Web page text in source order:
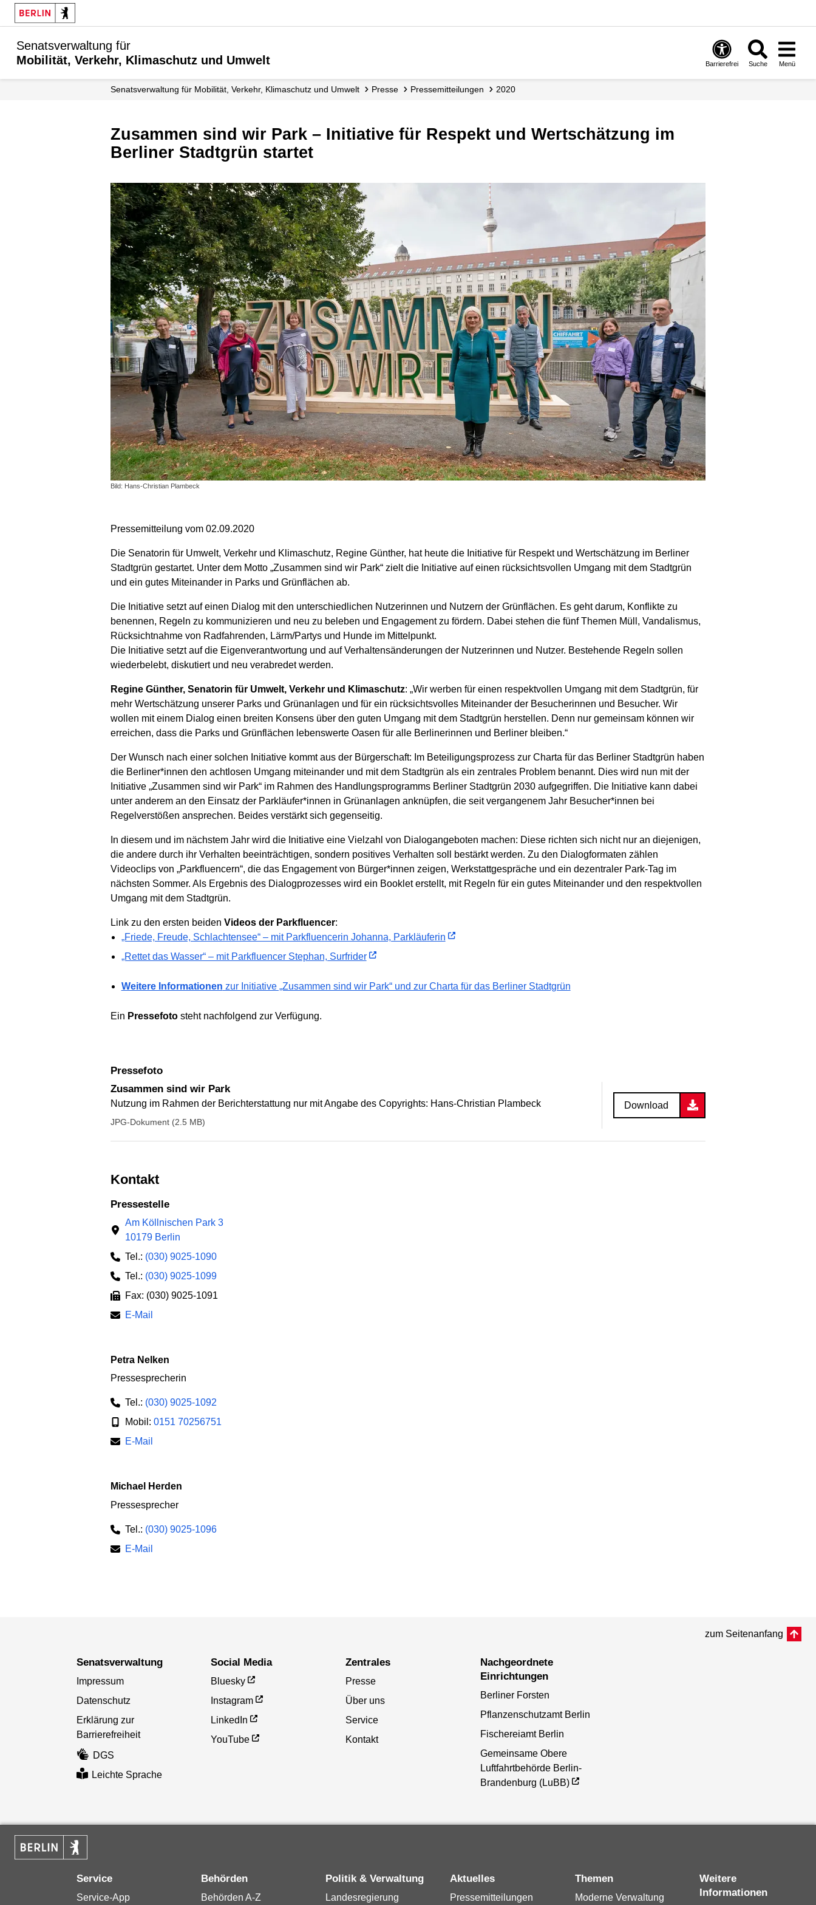
Senatsverwaltung für
Mobilität, Verkehr, Klimaschutz und Umwelt
Barrierefrei Suche Menü
Senatsverwaltung für Mobilität, Verkehr, Klimaschutz und Umwelt Presse Presse­mitteilungen 2020
Zusammen sind wir Park – Initiative für Respekt und Wertschätzung im
Berliner Stadtgrün startet
Bild: Hans-Christian Plambeck
Pressemitteilung vom 02.09.2020
Die Senatorin für Umwelt, Verkehr und Klimaschutz, Regine Günther, hat heute die Initiative für Respekt und Wertschätzung im Berliner
Stadtgrün gestartet. Unter dem Motto „Zusammen sind wir Park“ zielt die Initiative auf einen rücksichtsvollen Umgang mit dem Stadtgrün
und ein gutes Miteinander in Parks und Grünflächen ab.
Die Initiative setzt auf einen Dialog mit den unterschiedlichen Nutzerinnen und Nutzern der Grünflächen. Es geht darum, Konflikte zu
benennen, Regeln zu kommunizieren und neu zu beleben und Engagement zu fördern. Dabei stehen die fünf Themen Müll, Vandalismus,
Rücksichtnahme von Radfahrenden, Lärm/Partys und Hunde im Mittelpunkt.
Die Initiative setzt auf die Eigenverantwortung und auf Verhaltensänderungen der Nutzerinnen und Nutzer. Bestehende Regeln sollen
wiederbelebt, diskutiert und neu verabredet werden.
Regine Günther, Senatorin für Umwelt, Verkehr und Klimaschutz: „Wir werben für einen respektvollen Umgang mit dem Stadtgrün, für
mehr Wertschätzung unserer Parks und Grünanlagen und für ein rücksichtsvolles Miteinander der Besucherinnen und Besucher. Wir
wollen mit einem Dialog einen breiten Konsens über den guten Umgang mit dem Stadtgrün herstellen. Denn nur gemeinsam können wir
erreichen, dass die Parks und Grünflächen lebenswerte Oasen für alle Berlinerinnen und Berliner bleiben.“
Der Wunsch nach einer solchen Initiative kommt aus der Bürgerschaft: Im Beteiligungsprozess zur Charta für das Berliner Stadtgrün haben
die Berliner*innen den achtlosen Umgang miteinander und mit dem Stadtgrün als ein zentrales Problem benannt. Dies wird nun mit der
Initiative „Zusammen sind wir Park“ im Rahmen des Handlungsprogramms Berliner Stadtgrün 2030 aufgegriffen. Die Initiative kann dabei
unter anderem an den Einsatz der Parkläufer*innen in Grünanlagen anknüpfen, die seit vergangenem Jahr Besucher*innen bei
Regelverstößen ansprechen. Beides verstärkt sich gegenseitig.
In diesem und im nächstem Jahr wird die Initiative eine Vielzahl von Dialogangeboten machen: Diese richten sich nicht nur an diejenigen,
die andere durch ihr Verhalten beeinträchtigen, sondern positives Verhalten soll bestärkt werden. Zu den Dialogformaten zählen
Videoclips von „Parkfluencern“, die das Engagement von Bürger*innen zeigen, Werkstattgespräche und ein dezentraler Park-Tag im
nächsten Sommer. Als Ergebnis des Dialogprozesses wird ein Booklet erstellt, mit Regeln für ein gutes Miteinander und den respektvollen
Umgang mit dem Stadtgrün.
Link zu den ersten beiden Videos der Parkfluencer:
„Friede, Freude, Schlachtensee“ – mit Parkfluencerin Johanna, Parkläuferin
„Rettet das Wasser“ – mit Parkfluencer Stephan, Surfrider
Weitere Informationen zur Initiative „Zusammen sind wir Park“ und zur Charta für das Berliner Stadtgrün
Ein Pressefoto steht nachfolgend zur Verfügung.
Pressefoto
Zusammen sind wir Park
Nutzung im Rahmen der Berichterstattung nur mit Angabe des Copyrights: Hans-Christian Plambeck
JPG-Dokument (2.5 MB)
Download
Kontakt
Pressestelle
Am Köllnischen Park 3
10179 Berlin
Tel.: (030) 9025-1090
Tel.: (030) 9025-1099
Fax: (030) 9025-1091
E-Mail
Petra Nelken
Pressesprecherin
Tel.: (030) 9025-1092
Mobil: 0151 70256751
E-Mail
Michael Herden
Pressesprecher
Tel.: (030) 9025-1096
E-Mail
zum Seitenanfang
Senatsverwaltung
Impressum
Datenschutz
Erklärung zur
Barrierefreiheit
DGS
Leichte Sprache
Social Media
Bluesky
Instagram
LinkedIn
YouTube
Zentrales
Presse
Über uns
Service
Kontakt
Nachgeordnete
Einrichtungen
Berliner Forsten
Pflanzenschutzamt Berlin
Fischereiamt Berlin
Gemeinsame Obere
Luftfahrtbehörde Berlin-
Brandenburg (LuBB)
Service
Service-App
Behörden
Behörden A-Z
Politik & Verwaltung
Landesregierung
Aktuelles
Pressemitteilungen
Themen
Moderne Verwaltung
Weitere
Informationen